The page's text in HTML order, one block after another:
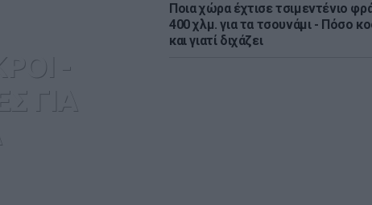
Ποια χώρα έχτισε τσιμεντένιο
400 χλμ. για τα τσουνάμι - Πόσο
και γιατί διχάζει
-
ΓΙΑ